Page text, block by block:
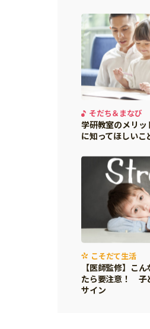
そだち＆まなび
学研教室のメリッ
に知ってほしいこ
こそだて生活
【医師監修】こ
たら要注意！ 子
サイン